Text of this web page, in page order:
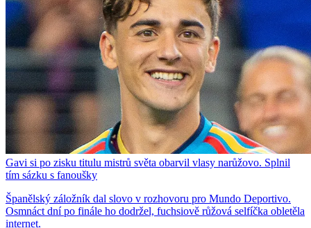
Gavi si po zisku titulu mistrů světa obarvil vlasy narůžovo. Splnil
tím sázku s fanoušky
Španělský záložník dal slovo v rozhovoru pro Mundo Deportivo.
Osmnáct dní po finále ho dodržel, fuchsiově růžová selfíčka obletěla
internet.